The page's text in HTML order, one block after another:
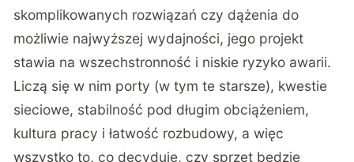
skomplikowanych rozwiązań czy dążenia do
możliwie najwyższej wydajności, jego projekt
stawia na wszechstronność i niskie ryzyko awarii.
Liczą się w nim porty (w tym te starsze), kwestie
sieciowe, stabilność pod długim obciążeniem,
kultura pracy i łatwość rozbudowy, a więc
wszystko to, co decyduje, czy sprzęt będzie